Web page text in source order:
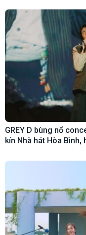
GREY D bùng nổ
kín Nhà hát Hòa